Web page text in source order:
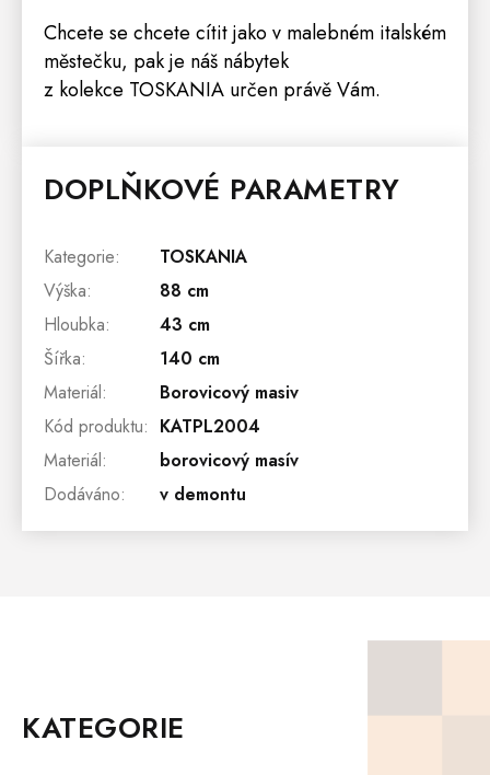
Chcete se chcete cítit jako v malebném italském
městečku, pak je náš nábytek
z kolekce TOSKANIA určen právě Vám.
DOPLŇKOVÉ PARAMETRY
Kategorie:
TOSKANIA
Výška:
88 cm
Hloubka:
43 cm
Šířka:
140 cm
Materiál:
Borovicový masiv
Kód produktu: KATPL2004
Materiál:
borovicový masív
Dodáváno: v demontu
KATEGORIE